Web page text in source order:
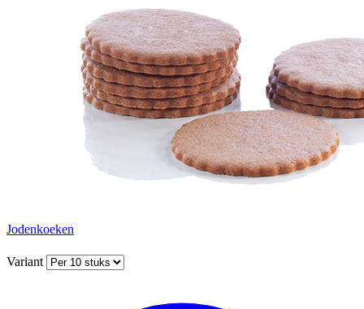
Jodenkoeken
Variant